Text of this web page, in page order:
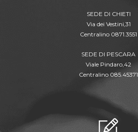
SEDE DI CHIETI
Via dei Vestini,31
Centralino 0871.3551
SEDE DI PESCARA
Viale Pindaro,42
Centralino 085.45371